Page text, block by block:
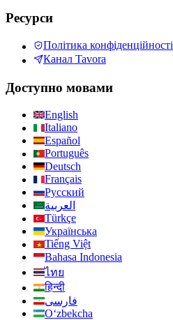
Ресурси
Політика конфіденційності
Канал Tavora
Доступно мовами
English
Italiano
Español
Português
Deutsch
Français
Русский
العربية
Türkçe
Українська
Tiếng Việt
Bahasa Indonesia
ไทย
हिन्दी
فارسی
Oʻzbekcha